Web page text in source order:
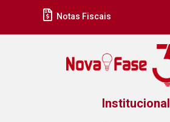
Notas Fiscais
Institucional